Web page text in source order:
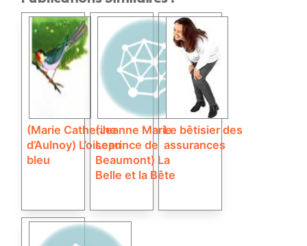
(Marie Catherine
d’Aulnoy) L’oiseau
bleu
(Jeanne Marie
Leprince de
Beaumont) La
Belle et la Bête
Le bêtisier des
assurances